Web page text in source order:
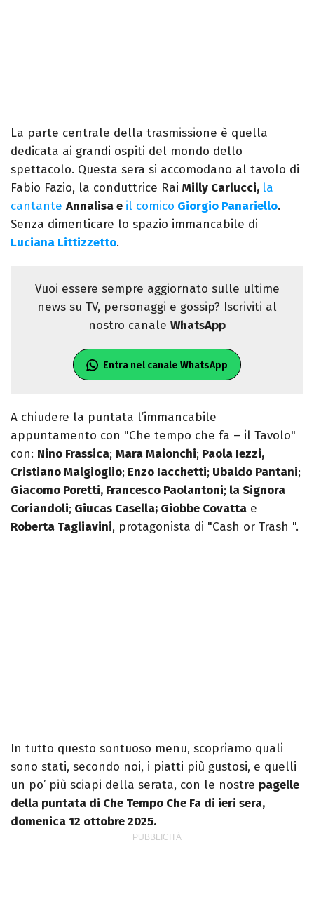
La parte centrale della trasmissione è quella
dedicata ai grandi ospiti del mondo dello
spettacolo. Questa sera si accomodano al tavolo di
Fabio Fazio, la conduttrice Rai Milly Carlucci, la
cantante Annalisa e il comico Giorgio Panariello.
Senza dimenticare lo spazio immancabile di
Luciana Littizzetto.
Vuoi essere sempre aggiornato sulle ultime
news su TV, personaggi e gossip? Iscriviti al
nostro canale WhatsApp
Entra nel canale WhatsApp
A chiudere la puntata l’immancabile
appuntamento con "Che tempo che fa – il Tavolo"
con: Nino Frassica; Mara Maionchi; Paola Iezzi,
Cristiano Malgioglio; Enzo Iacchetti; Ubaldo Pantani;
Giacomo Poretti, Francesco Paolantoni; la Signora
Coriandoli; Giucas Casella; Giobbe Covatta e
Roberta Tagliavini, protagonista di "Cash or Trash ".
In tutto questo sontuoso menu, scopriamo quali
sono stati, secondo noi, i piatti più gustosi, e quelli
un po’ più sciapi della serata, con le nostre pagelle
della puntata di Che Tempo Che Fa di ieri sera,
domenica 12 ottobre 2025.